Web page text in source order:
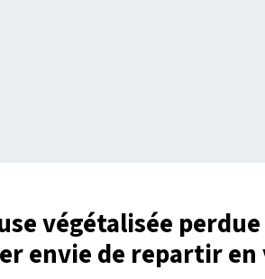
végétalisée
envie de repartir en